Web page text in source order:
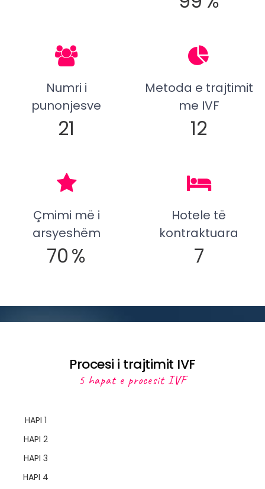
Numri i
punonjesve
21
Metoda e trajtimit
me IVF
12
Çmimi më i
arsyeshëm
70%
Hotele të
kontraktuara
7
Procesi i trajtimit IVF
5 hapat e procesit IVF
HAPI 1
HAPI 2
HAPI 3
HAPI 4